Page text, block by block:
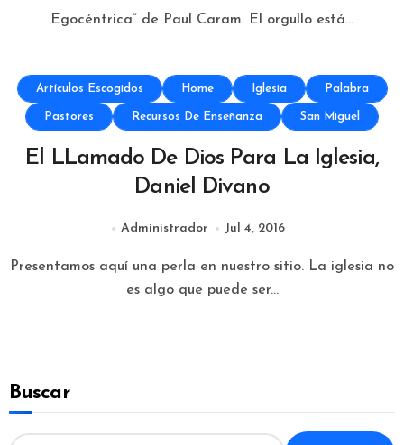
Egocéntrica” de Paul Caram. El orgullo está...
Artículos Escogidos Home Iglesia Palabra
Pastores Recursos De Enseñanza San Miguel
El LLamado De Dios Para La Iglesia,
Daniel Divano
Administrador Jul 4, 2016
Presentamos aquí una perla en nuestro sitio. La iglesia no
es algo que puede ser...
Buscar